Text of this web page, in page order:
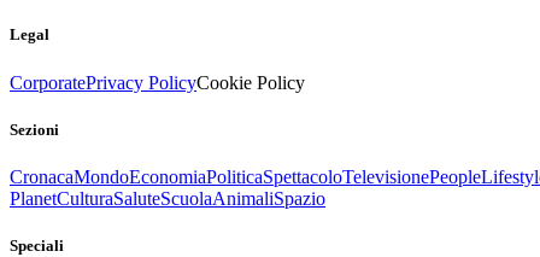
Legal
CorporatePrivacy PolicyCookie Policy
Sezioni
CronacaMondoEconomiaPoliticaSpettacoloTelevisionePeople
PlanetCulturaSaluteScuolaAnimaliSpazio
Speciali